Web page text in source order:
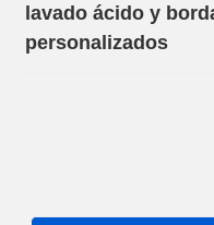
lavado ácido y
personalizados